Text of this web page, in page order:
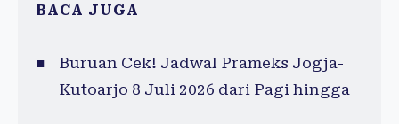
BACA JUGA
Buruan Cek! Jadwal Prameks Jogja-
Kutoarjo 8 Juli 2026 dari Pagi hingga